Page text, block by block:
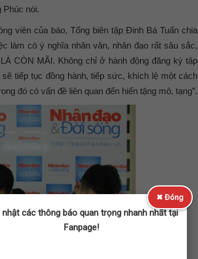
Phúc nói.
viên của báo, Tổng biên tập Đinh Bá Tuấn chia
làm có ý nghĩa nhân văn, nhân đạo rất sâu sắc,
CÒN MÃI. Không chỉ ở hành động đăng ký tập
tiếp tục đồng hành, tiếp sức, khích lệ một cách
đó có vấn đề liên quan đến hiến tặng mô, tạng”.
✖ Đóng
nhật các thông báo quan trọng nhanh nhất tại
Fanpage!